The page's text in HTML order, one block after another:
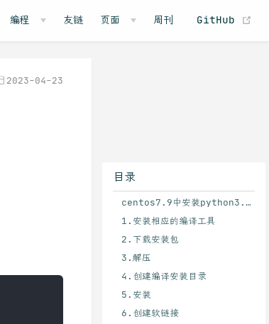
编程 友链 页面 周刊 GitHub
2023-04-23
目录
centos7.9中安装python3.9.9
1.安装相应的编译工具
2.下载安装包
3.解压
4.创建编译安装目录
5.安装
6.创建软链接